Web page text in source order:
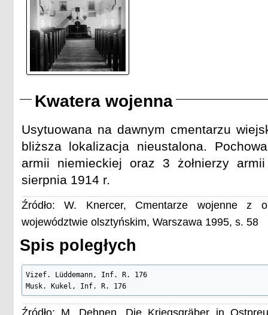
Kwatera wojenna
Usytuowana na dawnym cmentarzu
bliższa lokalizacja nieustalona.
armii niemieckiej oraz 3 żołnierzy
sierpnia 1914 r.
Źródło: W. Knercer, Cmentarze wojenne z
województwie olsztyńskim, Warszawa 1995, s. 58
Spis poległych
Vizef. Lüddemann, Inf. R. 176
Musk. Kukel, Inf. R. 176
Źródło: M. Dehnen, Die Kriegsgräber in